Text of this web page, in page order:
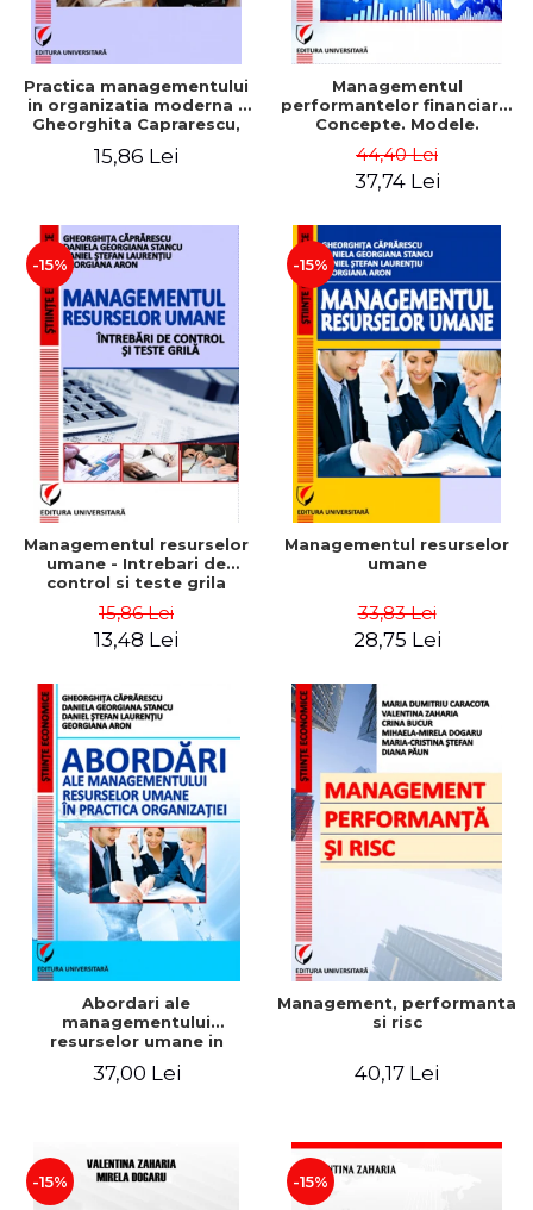
Practica managementului
in organizatia moderna -
Gheorghita Caprarescu,
Georgiana Aron
15,86 Lei
Managementul
performantelor financiare.
Concepte. Modele.
44,40 Lei
37,74 Lei
-15%
Managementul resurselor
umane - Intrebari de
control si teste grila
15,86 Lei
13,48 Lei
-15%
Managementul resurselor
umane
33,83 Lei
28,75 Lei
Abordari ale
managementului
resurselor umane in
37,00 Lei
Management, performanta
si risc
40,17 Lei
-15% -15%